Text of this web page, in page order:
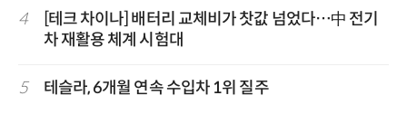
4
[테크 차이나] 배터리 교체비가 찻값 넘었다…中 전기
차 재활용 체계 시험대
5 테슬라, 6개월 연속 수입차 1위 질주